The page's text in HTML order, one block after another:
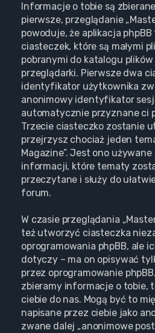
Informacje o tobie są
pierwsze, przeglądanie
powoduje, że aplikacja
ciasteczek, które są małymi
pobranymi do katalogu
przeglądarki. Pierwsze dwa
identyfikator użytkownika
anonimowy identyfikator
automatycznie przyznane ci
Trzecie ciasteczko zostanie
przejrzysz chociaż jeden
Magazine”. Jest ono
informacji, które tematy
przeczytane i służy do
forum.
W czasie przeglądania
też utworzyć ciasteczka
oprogramowania phpBB, ale
dotyczy – ma on opisywać
przez oprogramowanie
zbieramy informacje o tobie,
ciebie do nas. Mogą być to
napisane przez ciebie jako
zwane dalej „anonimowe